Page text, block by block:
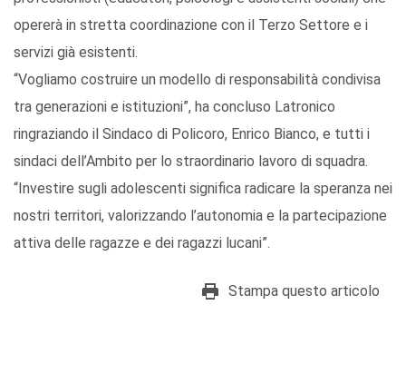
opererà in stretta coordinazione con il Terzo Settore e i
servizi già esistenti.
“Vogliamo costruire un modello di responsabilità condivisa
tra generazioni e istituzioni”, ha concluso Latronico
ringraziando il Sindaco di Policoro, Enrico Bianco, e tutti i
sindaci dell’Ambito per lo straordinario lavoro di squadra.
“Investire sugli adolescenti significa radicare la speranza nei
nostri territori, valorizzando l’autonomia e la partecipazione
attiva delle ragazze e dei ragazzi lucani”.
Stampa questo articolo